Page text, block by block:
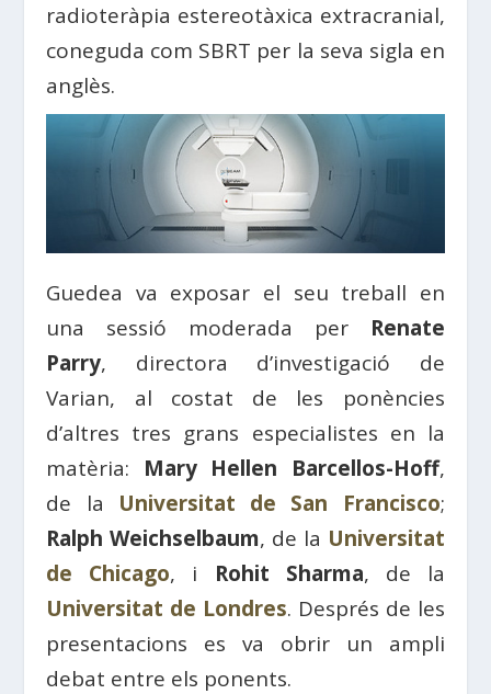
radioteràpia estereotàxica extracranial,
coneguda com SBRT per la seva sigla en
anglès.
Guedea va exposar el seu treball en
una sessió moderada per Renate
Parry, directora d’investigació de
Varian, al costat de les ponències
d’altres tres grans especialistes en la
matèria: Mary Hellen Barcellos-Hoff,
de la Universitat de San Francisco;
Ralph Weichselbaum, de la Universitat
de Chicago, i Rohit Sharma, de la
Universitat de Londres. Després de les
presentacions es va obrir un ampli
debat entre els ponents.